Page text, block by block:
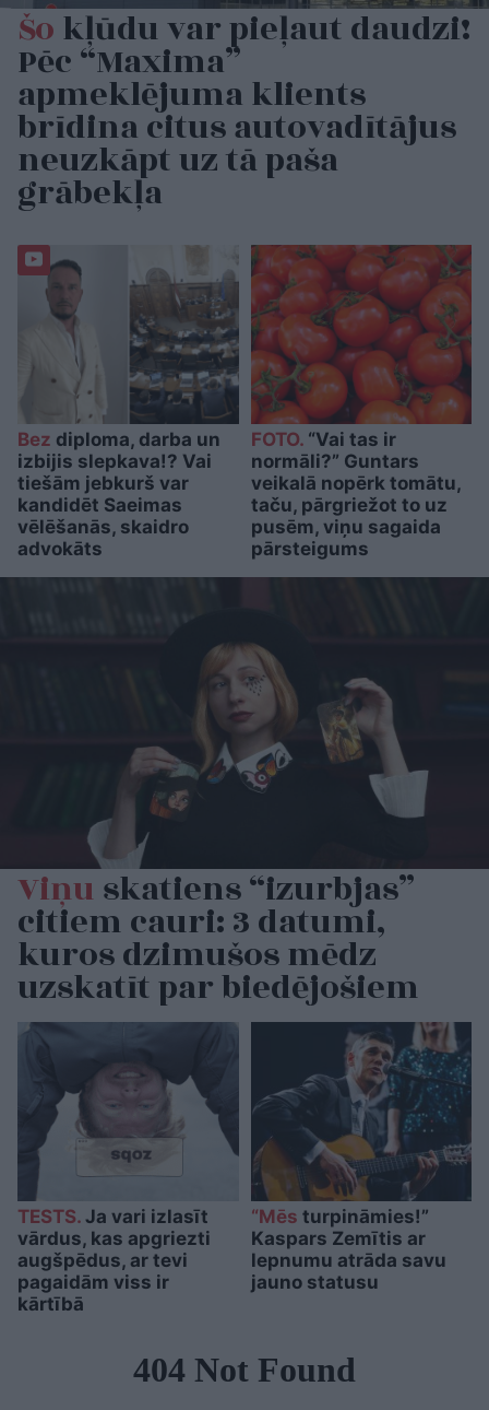
Šokļūdu var pieļaut daudzi!
Pēc “Maxima”
apmeklējuma klients
brīdina citus autovadītājus
neuzkāpt uz tā paša
grābekļa
Bez diploma, darba un
izbijis slepkava!? Vai
tiešām jebkurš var
kandidēt Saeimas
vēlēšanās, skaidro
advokāts
FOTO.“Vai tas ir
normāli?” Guntars
veikalā nopērk tomātu,
taču, pārgriežot to uz
pusēm, viņu sagaida
pārsteigums
Viņuskatiens “izurbjas”
citiem cauri: 3 datumi,
kuros dzimušos mēdz
uzskatīt par biedējošiem
TESTS. Ja vari izlasīt
vārdus, kas apgriezti
augšpēdus, ar tevi
pagaidām viss ir
kārtībā
“Mēs turpināmies!”
Kaspars Zemītis ar
lepnumu atrāda savu
jauno statusu